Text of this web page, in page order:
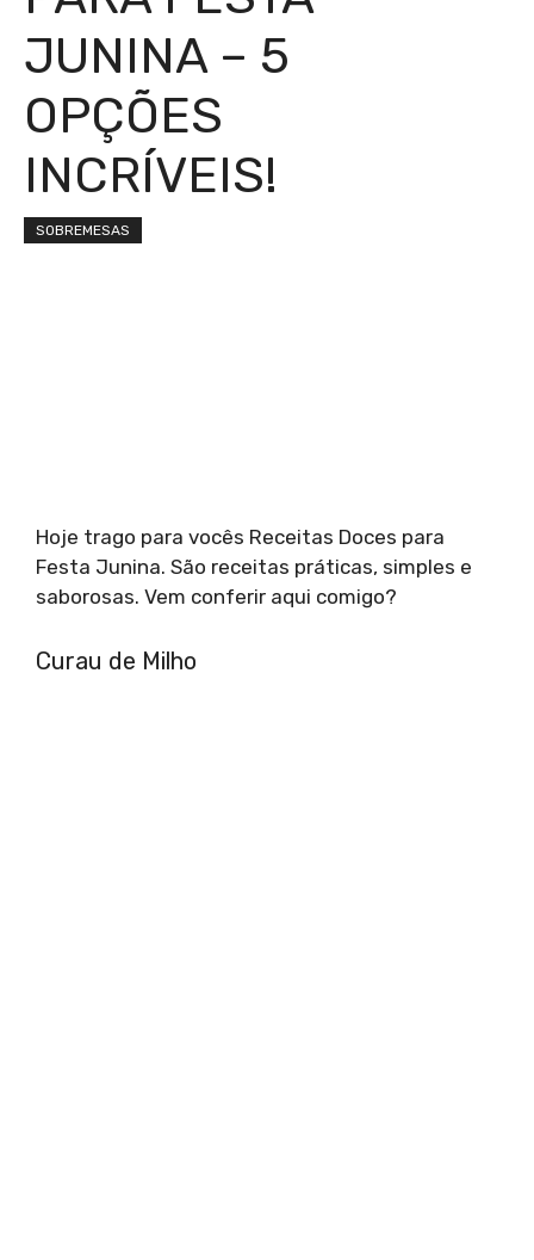
JUNINA – 5
OPÇÕES
INCRÍVEIS!
SOBREMESAS
Hoje trago para vocês Receitas Doces para
Festa Junina. São receitas práticas, simples e
saborosas. Vem conferir aqui comigo?
Curau de Milho